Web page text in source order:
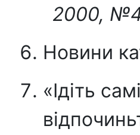
2000,
Новини
«Ідіть